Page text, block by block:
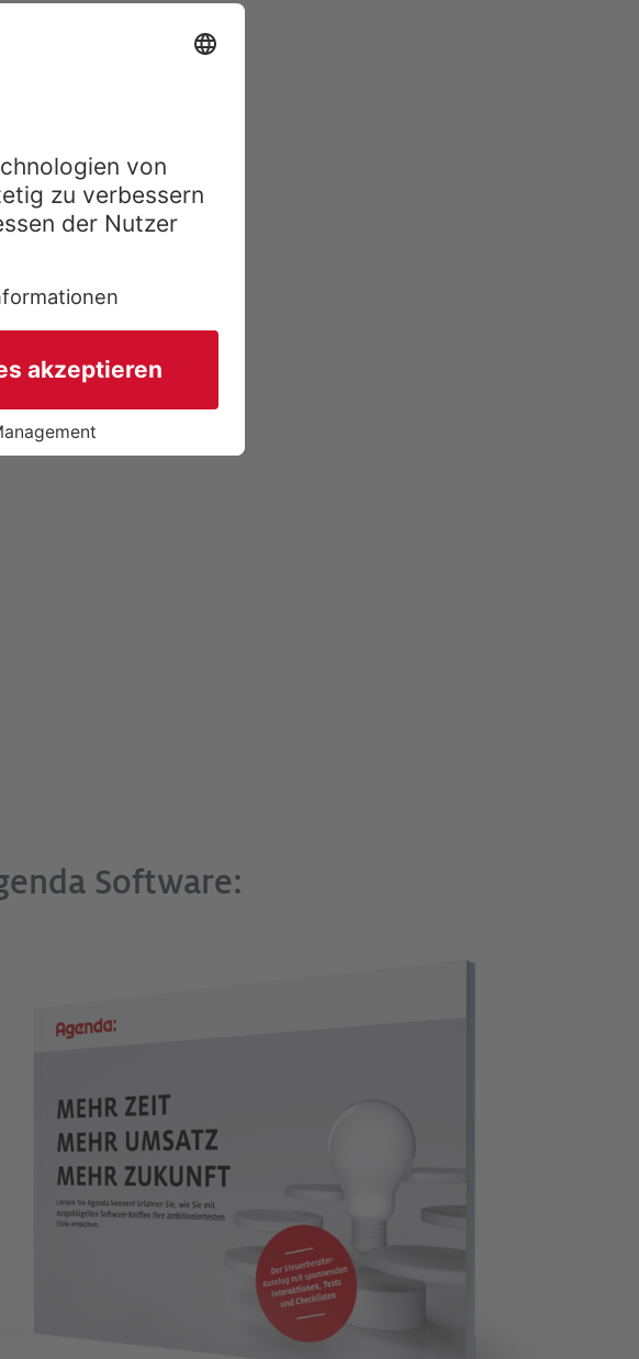
Software: